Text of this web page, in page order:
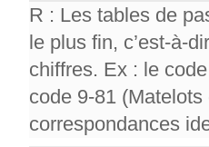
R : Les tables de
le plus fin, c’est-à-
chiffres. Ex : le
code 9-81
correspondances